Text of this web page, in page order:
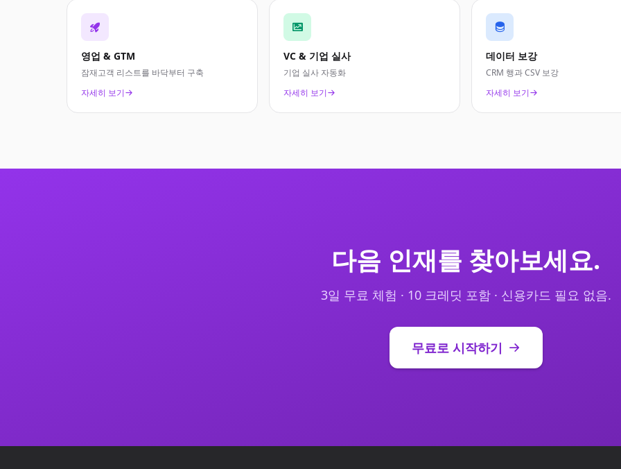
영업 & GTM
잠재고객 리스트를 바닥부터 구축
자세히 보기
VC & 기업 실사
기업 실사 자동화
자세히 보기
데이터 보강
CRM 행과 CSV 보강
자세히 보기
다음 인재를 찾아보세요.
3일 무료 체험 · 10 크레딧 포함 · 신용카드 필요 없음.
무료로 시작하기